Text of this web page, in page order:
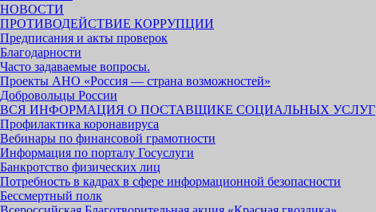
НОВОСТИ
ПРОТИВОДЕЙСТВИЕ КОРРУПЦИИ
Предписания и акты проверок
Благодарности
Часто задаваемые вопросы.
Проекты АНО «Россия — страна возможностей»
Добровольцы России
ВСЯ ИНФОРМАЦИЯ О ПОСТАВЩИКЕ СОЦИАЛЬНЫХ УСЛУГ
Профилактика коронавируса
Вебинары по финансовой грамотности
Информация по порталу Госуслуги
Банкротство физических лиц
Потребность в кадрах в сфере информационной безопасности
Бессмертный полк